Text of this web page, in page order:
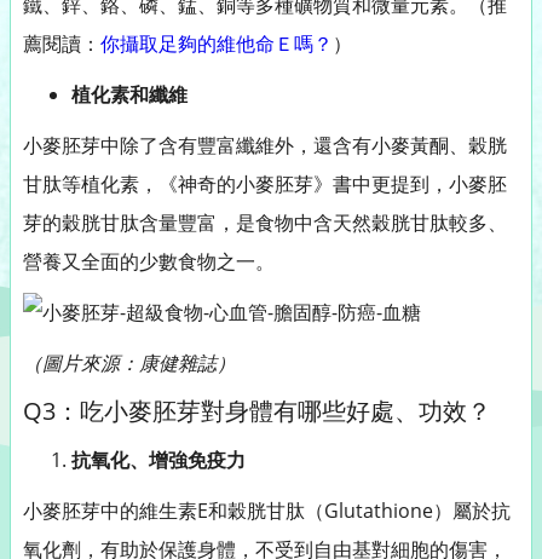
薦閱讀： 你攝取足夠的維他命Ｅ嗎？ ）
植化素和纖維
小麥胚芽中除了含有豐富纖維外，還含有小麥黃酮、穀胱
甘肽等植化素，《神奇的小麥胚芽》書中更提到，小麥胚
芽的穀胱甘肽含量豐富，是食物中含天然穀胱甘肽較多、
營養又全面的少數食物之一。
（圖片來源：康健雜誌）
Q3：吃小麥胚芽對身體有哪些好處、功效？
抗氧化、增強免疫力
小麥胚芽中的維生素E和穀胱甘肽（Glutathione）屬於抗
氧化劑，有助於保護身體，不受到自由基對細胞的傷害，